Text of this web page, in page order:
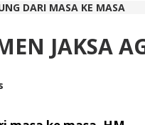
DARI MASA KE MASA
JAKSA